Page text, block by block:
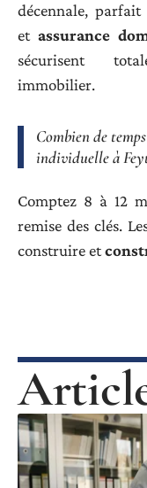
décennale,
et assurance
sécurisent
immobilier.
Combien de
individuelle à
Comptez 8 à 12
remise des clés.
construire et